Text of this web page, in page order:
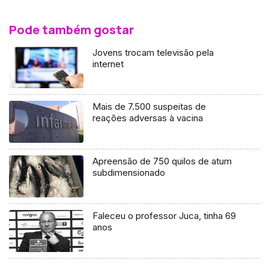
Pode também gostar
Jovens trocam televisão pela
internet
Mais de 7.500 suspeitas de
reações adversas à vacina
Apreensão de 750 quilos de atum
subdimensionado
Faleceu o professor Juca, tinha 69
anos